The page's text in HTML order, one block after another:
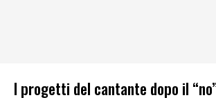
I progetti del cantante dopo il